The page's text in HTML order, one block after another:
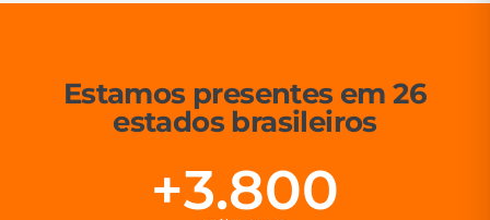
Estamos presentes em 26
estados brasileiros
+3.800